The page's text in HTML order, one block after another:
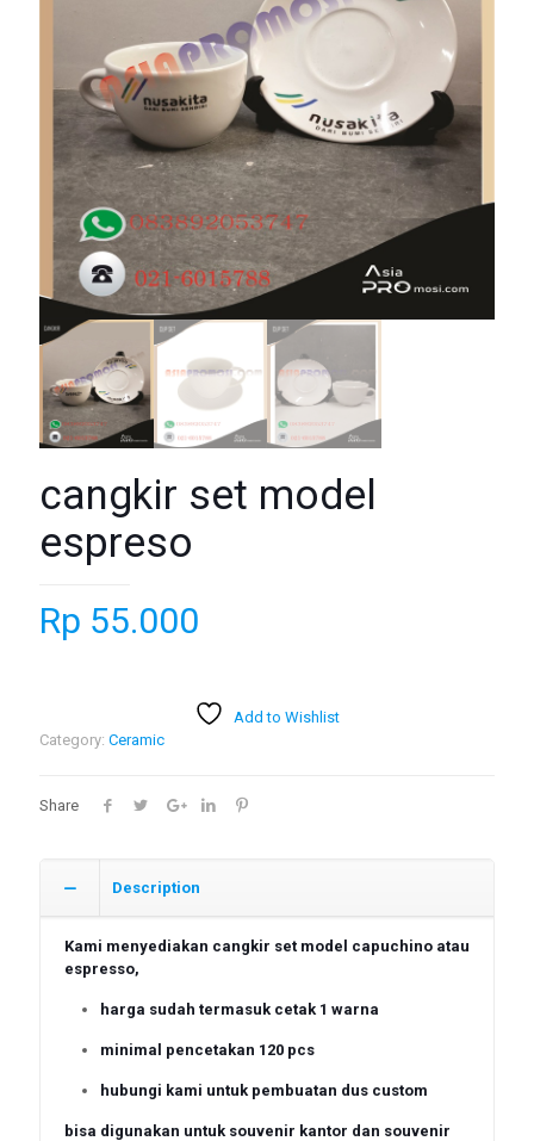
cangkir set model
espreso
Rp 55.000
Add to Wishlist
Category: Ceramic
Share
Description
Kami menyediakan cangkir set model capuchino atau
espresso,
harga sudah termasuk cetak 1 warna
minimal pencetakan 120 pcs
hubungi kami untuk pembuatan dus custom
bisa digunakan untuk souvenir kantor dan souvenir